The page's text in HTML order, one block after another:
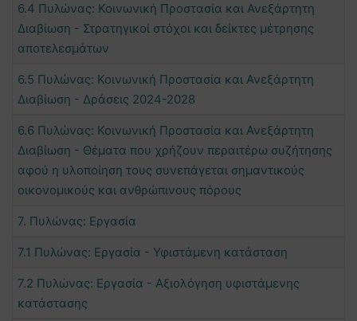
6.4 Πυλώνας: Κοινωνική Προστασία και Ανεξάρτητη
Διαβίωση - Στρατηγικοί στόχοι και δείκτες μέτρησης
αποτελεσμάτων
6.5 Πυλώνας: Κοινωνική Προστασία και Ανεξάρτητη
Διαβίωση - Δράσεις 2024-2028
6.6 Πυλώνας: Κοινωνική Προστασία και Ανεξάρτητη
Διαβίωση - Θέματα που χρήζουν περαιτέρω συζήτησης
αφού η υλοποίηση τους συνεπάγεται σημαντικούς
οικονομικούς και ανθρώπινους πόρους
7. Πυλώνας: Εργασία
7.1 Πυλώνας: Εργασία - Υφιστάμενη κατάσταση
7.2 Πυλώνας: Εργασία - Αξιολόγηση υφιστάμενης
κατάστασης